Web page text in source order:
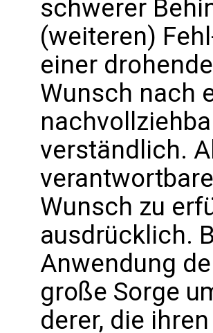
schwerer
(weiteren)
einer
Wunsch nach
verständlich.
Wunsch zu
ausdrücklich.
Anwendung
große Sorge
derer, die